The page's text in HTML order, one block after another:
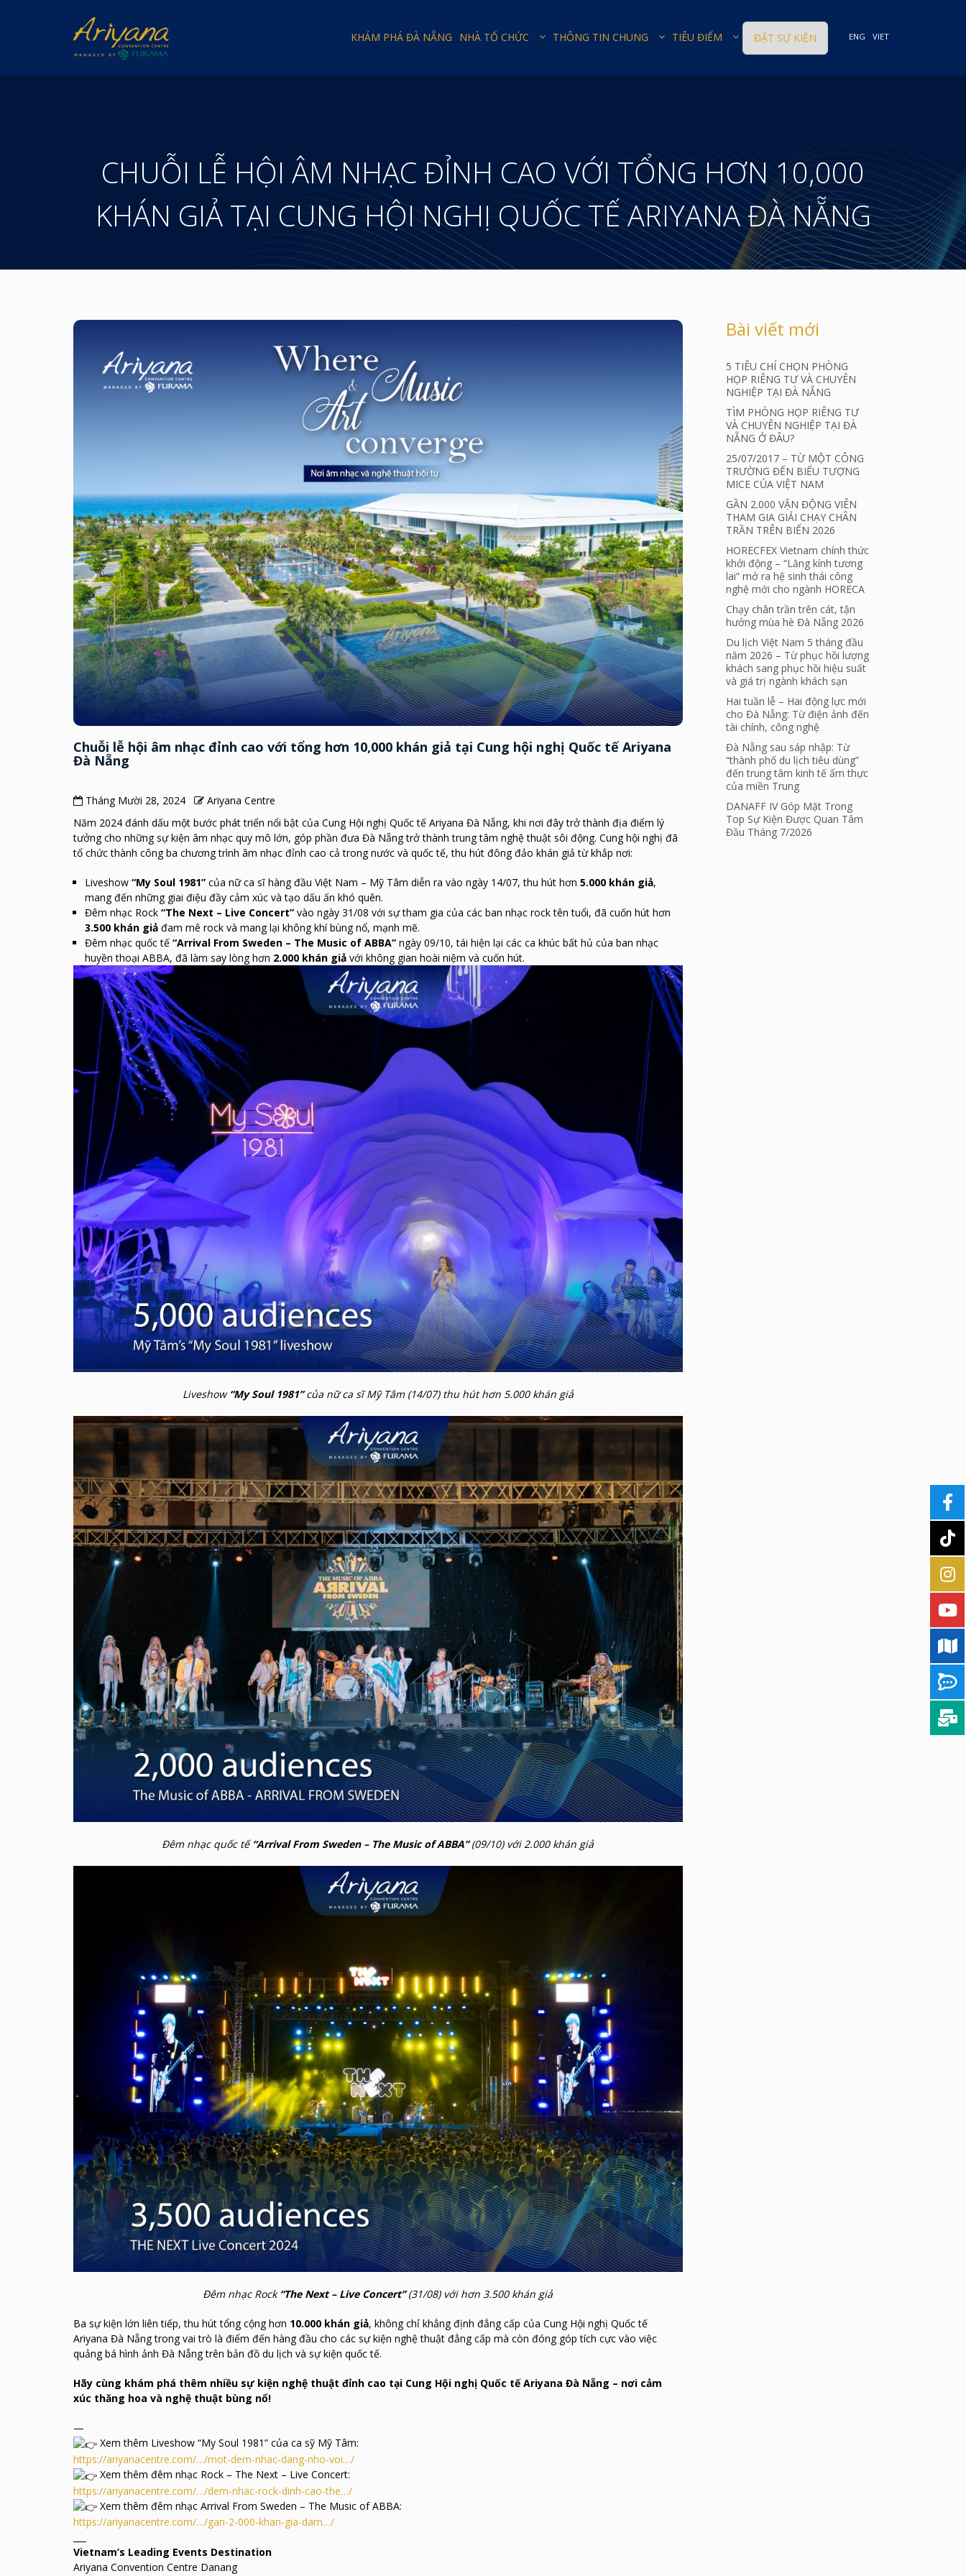
KHÁM PHÁ ĐÀ NẴNG NHÀ TỔ CHỨC THÔNG TIN CHUNG TIÊU ĐIỂM ĐẶT SỰ KIỆN ENG VIET
CHUỖI LỄ HỘI ÂM NHẠC ĐỈNH CAO VỚI TỔNG HƠN 10,000
KHÁN GIẢ TẠI CUNG HỘI NGHỊ QUỐC TẾ ARIYANA ĐÀ NẴNG
Chuỗi lễ hội âm nhạc đỉnh cao với tổng hơn 10,000 khán giả tại Cung hội nghị Quốc tế Ariyana
Đà Nẵng
Tháng Mười 28, 2024
Ariyana Centre
Năm 2024 đánh dấu một bước phát triển nổi bật của Cung Hội nghị Quốc tế Ariyana Đà Nẵng, khi nơi đây trở thành địa điểm lý
tưởng cho những sự kiện âm nhạc quy mô lớn, góp phần đưa Đà Nẵng trở thành trung tâm nghệ thuật sôi động. Cung hội nghị đã
tổ chức thành công ba chương trình âm nhạc đỉnh cao cả trong nước và quốc tế, thu hút đông đảo khán giả từ khắp nơi:
Liveshow “My Soul 1981” của nữ ca sĩ hàng đầu Việt Nam – Mỹ Tâm diễn ra vào ngày 14/07, thu hút hơn 5.000 khán giả,
mang đến những giai điệu đầy cảm xúc và tạo dấu ấn khó quên.
Đêm nhạc Rock “The Next – Live Concert” vào ngày 31/08 với sự tham gia của các ban nhạc rock tên tuổi, đã cuốn hút hơn
3.500 khán giả đam mê rock và mang lại không khí bùng nổ, mạnh mẽ.
Đêm nhạc quốc tế “Arrival From Sweden – The Music of ABBA” ngày 09/10, tái hiện lại các ca khúc bất hủ của ban nhạc
huyền thoại ABBA, đã làm say lòng hơn 2.000 khán giả với không gian hoài niệm và cuốn hút.
Liveshow “My Soul 1981”của nữ ca sĩ Mỹ Tâm (14/07) thu hút hơn 5.000 khán giả
Đêm nhạc quốc tế“Arrival From Sweden – The Music of ABBA”(09/10) với 2.000 khán giả
Đêm nhạc Rock“The Next – Live Concert”(31/08) với hơn 3.500 khán giả
Ba sự kiện lớn liên tiếp, thu hút tổng cộng hơn 10.000 khán giả, không chỉ khẳng định đẳng cấp của Cung Hội nghị Quốc tế
Ariyana Đà Nẵng trong vai trò là điểm đến hàng đầu cho các sự kiện nghệ thuật đẳng cấp mà còn đóng góp tích cực vào việc
quảng bá hình ảnh Đà Nẵng trên bản đồ du lịch và sự kiện quốc tế.
Hãy cùng khám phá thêm nhiều sự kiện nghệ thuật đỉnh cao tại Cung Hội nghị Quốc tế Ariyana Đà Nẵng – nơi cảm
xúc thăng hoa và nghệ thuật bùng nổ!
—
Xem thêm Liveshow “My Soul 1981” của ca sỹ Mỹ Tâm:
https://ariyanacentre.com/…/mot-dem-nhac-dang-nho-voi…/
Xem thêm đêm nhạc Rock – The Next – Live Concert:
https://ariyanacentre.com/…/dem-nhac-rock-dinh-cao-the…/
Xem thêm đêm nhạc Arrival From Sweden – The Music of ABBA:
https://ariyanacentre.com/…/gan-2-000-khan-gia-dam…/
Vietnam’s Leading Events Destination
Ariyana Convention Centre Danang
Bài viết mới
5 TIÊU CHÍ CHỌN PHÒNG
HỌP RIÊNG TƯ VÀ CHUYÊN
NGHIỆP TẠI ĐÀ NẴNG
TÌM PHÒNG HỌP RIÊNG TƯ
VÀ CHUYÊN NGHIỆP TẠI ĐÀ
NẴNG Ở ĐÂU?
25/07/2017 – TỪ MỘT CÔNG
TRƯỜNG ĐẾN BIỂU TƯỢNG
MICE CỦA VIỆT NAM
GẦN 2.000 VẬN ĐỘNG VIÊN
THAM GIA GIẢI CHẠY CHÂN
TRẦN TRÊN BIỂN 2026
HORECFEX Vietnam chính thức
khởi động – “Lăng kính tương
lai” mở ra hệ sinh thái công
nghệ mới cho ngành HORECA
Chạy chân trần trên cát, tận
hưởng mùa hè Đà Nẵng 2026
Du lịch Việt Nam 5 tháng đầu
năm 2026 – Từ phục hồi lượng
khách sang phục hồi hiệu suất
và giá trị ngành khách sạn
Hai tuần lễ – Hai động lực mới
cho Đà Nẵng: Từ điện ảnh đến
tài chính, công nghệ
Đà Nẵng sau sáp nhập: Từ
“thành phố du lịch tiêu dùng”
đến trung tâm kinh tế ẩm thực
của miền Trung
DANAFF IV Góp Mặt Trong
Top Sự Kiện Được Quan Tâm
Đầu Tháng 7/2026